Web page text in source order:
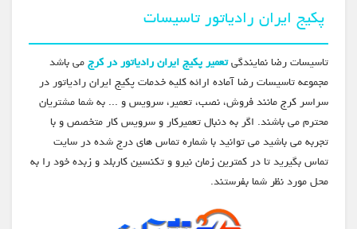
پکیج ایران رادیاتور تاسیسات
تاسیسات رضا نمایندگیتعمیر پکیج ایران رادیاتور در کرجمی باشد
مجموعه تاسیسات رضا آماده ارائه کلیه خدمات پکیج ایران رادیاتور در
سراسر کرج مانند فروش، نصب، تعمیر، سرویس و ... به شما مشتریان
محترم می باشند. اگر به دنبال تعمیرکار و سرویس کار متخصص و با
تجربه می باشید می توانید با شماره تماس های درج شده در سایت
تماس بگیرید تا در کمترین زمان نیرو و تکنسین کاربلد و زبده خود را به
محل مورد نظر شما بفرستند.